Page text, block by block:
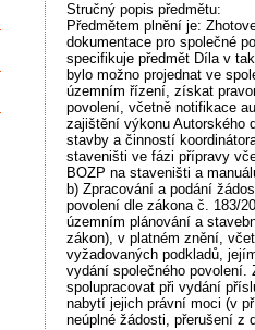
Stručný popis předmětu:
Předmětem plnění je:
dokumentace pro společné
specifikuje předmět Díla v
bylo možno projednat ve
územním řízení, získat
povolení, včetně notifikace
zajištění výkonu Autorského
stavby a činností
staveništi ve fázi přípravy
BOZP na staveništi a
b) Zpracování a podání
povolení dle zákona č. 183/
územním plánování a
zákon), v platném znění,
vyžadovaných podkladů,
vydání společného povolení.
spolupracovat při vydání
nabytí jejich právní moci (v
neúplné žádosti, přerušení z